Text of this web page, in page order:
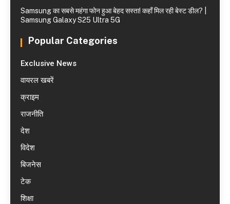
Samsung का सबसे महंगा फोन हुआ बेहद सस्ता! कहाँ मिल रही बेस्ट डील? |
Samsung Galaxy S25 Ultra 5G
Popular Categories
Exclusive News
वायरल खबरें
क्राइम
राजनीति
देश
विदेश
बिजनेस
टेक
शिक्षा